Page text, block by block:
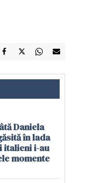
Daniela
în lada
italieni i-au
momente